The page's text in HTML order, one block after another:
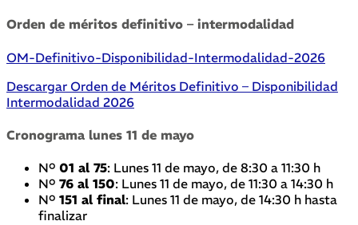
Orden de méritos definitivo – intermodalidad
OM-Definitivo-Disponibilidad-Intermodalidad-2026
Descargar Orden de Méritos Definitivo – Disponibilidad
Intermodalidad 2026
Cronograma lunes 11 de mayo
Nº 01 al 75: Lunes 11 de mayo, de 8:30 a 11:30 h
Nº 76 al 150: Lunes 11 de mayo, de 11:30 a 14:30 h
Nº 151 al final: Lunes 11 de mayo, de 14:30 h hasta
finalizar